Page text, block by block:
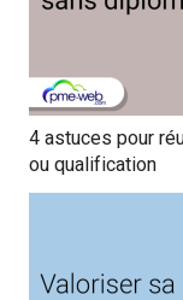
4 astuces pour
ou qualification